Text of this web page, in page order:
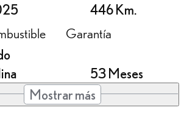
446 Km.
Garantía
53 Meses
Mostrar más